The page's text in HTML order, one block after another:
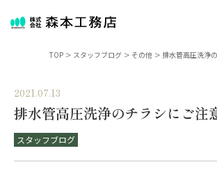
TOP > スタッフブログ > その他 > 排水管高圧洗浄
2021.07.13
排水管高圧洗浄のチラシにご注
スタッフブログ